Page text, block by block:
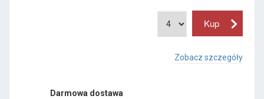
Zobacz szczegóły
Darmowa dostawa